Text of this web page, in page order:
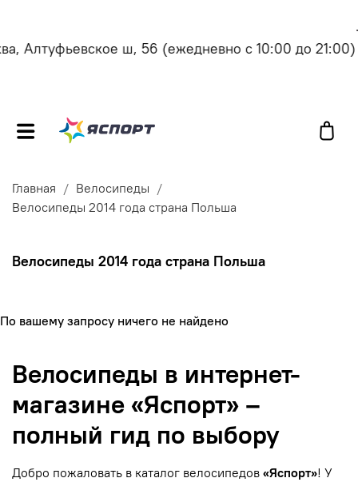
Алтуфьевское ш, 56(ежедневно с 10:00 до 21:00)
Главная
Велосипеды
Велосипеды 2014 года страна Польша
Велосипеды 2014 года страна Польша
По вашему запросу ничего не найдено
Велосипеды в интернет-
магазине «Яспорт» –
полный гид по выбору
Добро пожаловать в каталог велосипедов «Яспорт»! У